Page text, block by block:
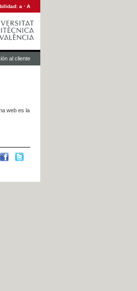
a · A
al cliente
web es la